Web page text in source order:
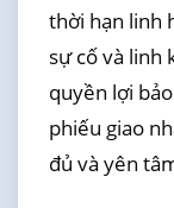
thời hạn linh
sự cố và linh
quyền lợi
phiếu giao
đủ và yên